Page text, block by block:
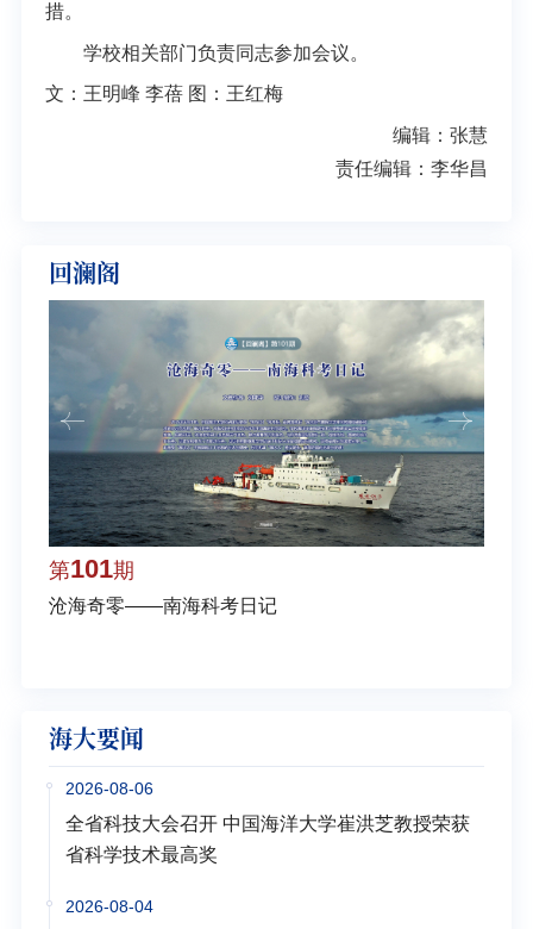
措。
学校相关部门负责同志参加会议。
文：王明峰 李蓓 图：王红梅
编辑：张慧
责任编辑：李华昌
回澜阁
第101期
沧海奇零——南海科考日记
海大要闻
2026-08-06
全省科技大会召开 中国海洋大学崔洪芝教授荣获
省科学技术最高奖
2026-08-04